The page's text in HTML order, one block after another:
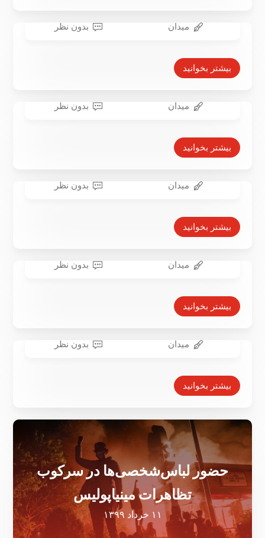
میدان بدون نظر
بیشتر بخوانید
طرفداران الکسی ناوالنی
میدان بدون نظر
بیشتر بخوانید
پلیس نیجریه به سوی مردم آتش
میدان بدون نظر
بیشتر بخوانید
همه‌گیر می‌کند؟
میدان بدون نظر
بیشتر بخوانید
میدان بدون نظر
بیشتر بخوانید
حضور لباس‌شخصی‌ها در سرکوب
تظاهرات مینیاپولیس
۱۱ خرداد ۱۳۹۹